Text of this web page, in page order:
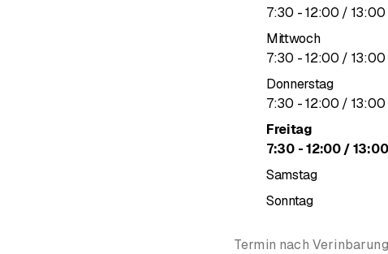
7:30 - bis
12:00 / 13:00
Mittwoch
7:30 - bis
12:00 / 13:00
Donnerstag
7:30 - bis
12:00 / 13:00
Freitag
7:30 - bis
12:00/ 13:00
Samstag
Sonntag
Termin nach Verinbarung